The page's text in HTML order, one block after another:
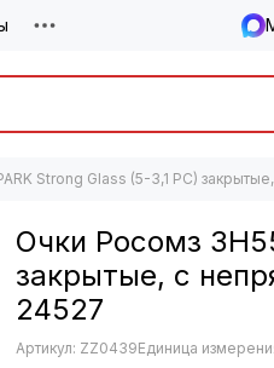
Strong Glass (5-3,1 PC)
Очки Росомз
закрытые, с
24527
Артикул: ZZ0439Единица